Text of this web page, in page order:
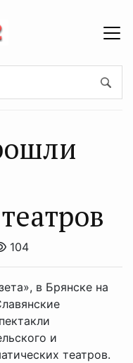
104
в Брянске на
и
театров.